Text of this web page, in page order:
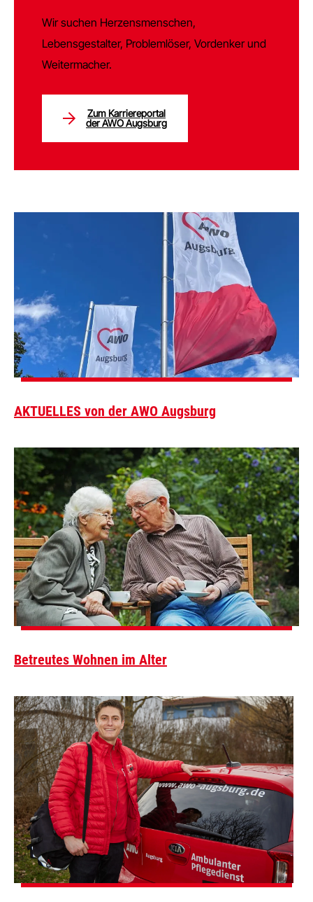
Wir suchen Herzensmenschen,
Lebensgestalter, Problemlöser, Vordenker und
Weitermacher.
Zum Karriereportal
der AWO Augsburg
AKTUELLES von der AWO Augsburg
Betreutes Wohnen im Alter